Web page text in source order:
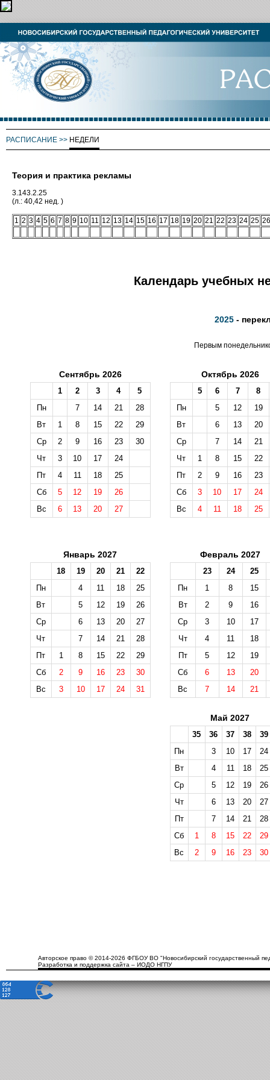
РАСПИСАНИЕ >> НЕДЕЛИ
Теория и практика рекламы
3.143.2.25
(л.: 40,42 нед. )
1 2 3 4 5 6 7 8 9 10 11 12 13 14 15 16 17 18 19 20 21 22 23 24 25 26
Календарь учебных
2025 -
Первым
Сентябрь 2026
1 2 3 4
5
Пн
7 14 21
28
Вт
1 8 15 22
29
Ср
2 9 16 23
30
Чт
3 10 17
24
Пт
4 11 18
25
Сб
5 12 19
26
Вс
6 13 20 27
Октябрь 2026
5 6 7
8
Пн
5 12
19
Вт
6 13
20
Ср
7 14
21
Чт
1 8 15
22
Пт
2 9 16
23
Сб
3 10 17
24
Вс
4 11 18 25
Январь 2027
18 19 20 21
22
Пн
4 11 18
25
Вт
5 12 19
26
Ср
6 13 20
27
Чт
7 14 21
28
Пт
1 8 15 22
29
Сб
2 9 16 23
30
Вс
3 10 17 24 31
Февраль 2027
23 24
25
Пн
1 8
15
Вт
2 9
16
Ср
3 10
17
Чт
4 11
18
Пт
5 12
19
Сб
6 13
20
Вс
7 14 21
Май 2027
35 36 37 38
39
Пн
3 10 17
24
Вт
4 11 18
25
Ср
5 12 19
26
Чт
6 13 20
27
Пт
7 14 21
28
Сб
1 8 15 22
29
Вс
2 9 16 23 30
Авторское право © 2014-2026 ФГБОУ ВО "Новосибирский государственный
Разработка и поддержка сайта – ИОДО НГПУ